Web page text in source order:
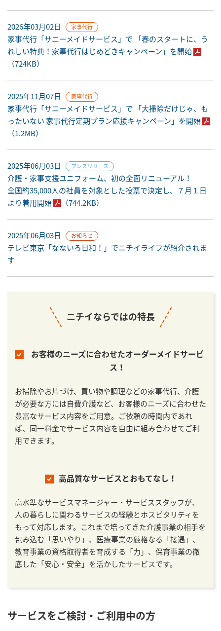
2026年03月02日 家事代行
家事代行「サニーメイドサービス」で 「春のスタートに、う
れしい特典！家事代行はじめどきキャンペーン」を開始
（724KB）
2025年11月07日 家事代行
家事代行「サニーメイドサービス」で 「大掃除だけじゃ、も
ったいない 家事代行定期プラン応援キャンペーン」を開始
（1.2MB）
2025年06月03日 プレスリリース
介護・家事支援ユニフォーム、初の全面リニューアル！
全国約35,000人の社員を対象とした投票で決定し、７月１日
より着用開始
（744.2KB）
2025年06月03日 お知らせ
テレビ東京「なないろ日和！」でニチイライフが紹介されま
す
ニチイならではの特長
お客様のニーズに合わせたオーダーメイドサービ
ス！
お掃除やお片づけ、買い物や調理などの家事代行、介護
が必要な方には自費介護など、お客様のニーズに合わせた
豊富なサービス内容をご用意。ご依頼の時間内であれ
ば、同一料金でサービス内容を自由に組み合わせてご利
用できます。
高品質なサービスとおもてなし！
高水準なサービスマネージャー・サービススタッフが、
人の暮らしに関わるサービスの経験とホスピタリティを
もって対応します。これまで培ってきた介護事業の相手を
包み込む「思いやり」、医療事業の厳格なる「接遇」、
教育事業の資格取得者を育成する「力」、保育事業の徹
底した「安心・安全」を活かしたサービスです。
サービスをご検討・ご利用中の方